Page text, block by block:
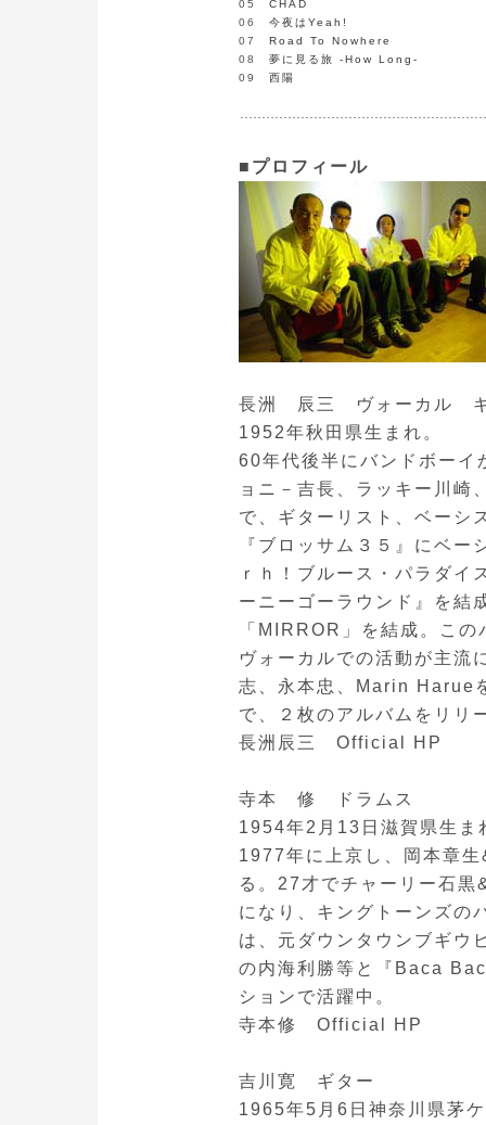
05 CHAD
06 今夜はYeah!
07 Road To Nowhere
08 夢に見る旅 -How Long-
09 西陽
■プロフィール
長洲 辰三 ヴォーカル
1952年秋田県生まれ。
60年代後半にバンドボーイ
ョニ－吉長、ラッキー川崎
で、ギターリスト、ベーシ
『ブロッサム３５』にベ
ｒｈ！ブルース・パラダ
ーニーゴーラウンド』を結
「MIRROR」を結成。こ
ヴォーカルでの活動が主流
志、永本忠、Marin Harue
で、２枚のアルバムをリリ
長洲辰三 Official HP
寺本 修 ドラムス
1954年2月13日滋賀県生ま
1977年に上京し、岡本章
る。27才でチャーリー石
になり、キングトーンズの
は、元ダウンタウンブギウ
の内海利勝等と『Baca
ションで活躍中。
寺本修 Official HP
吉川寛 ギター
1965年5月6日神奈川県茅